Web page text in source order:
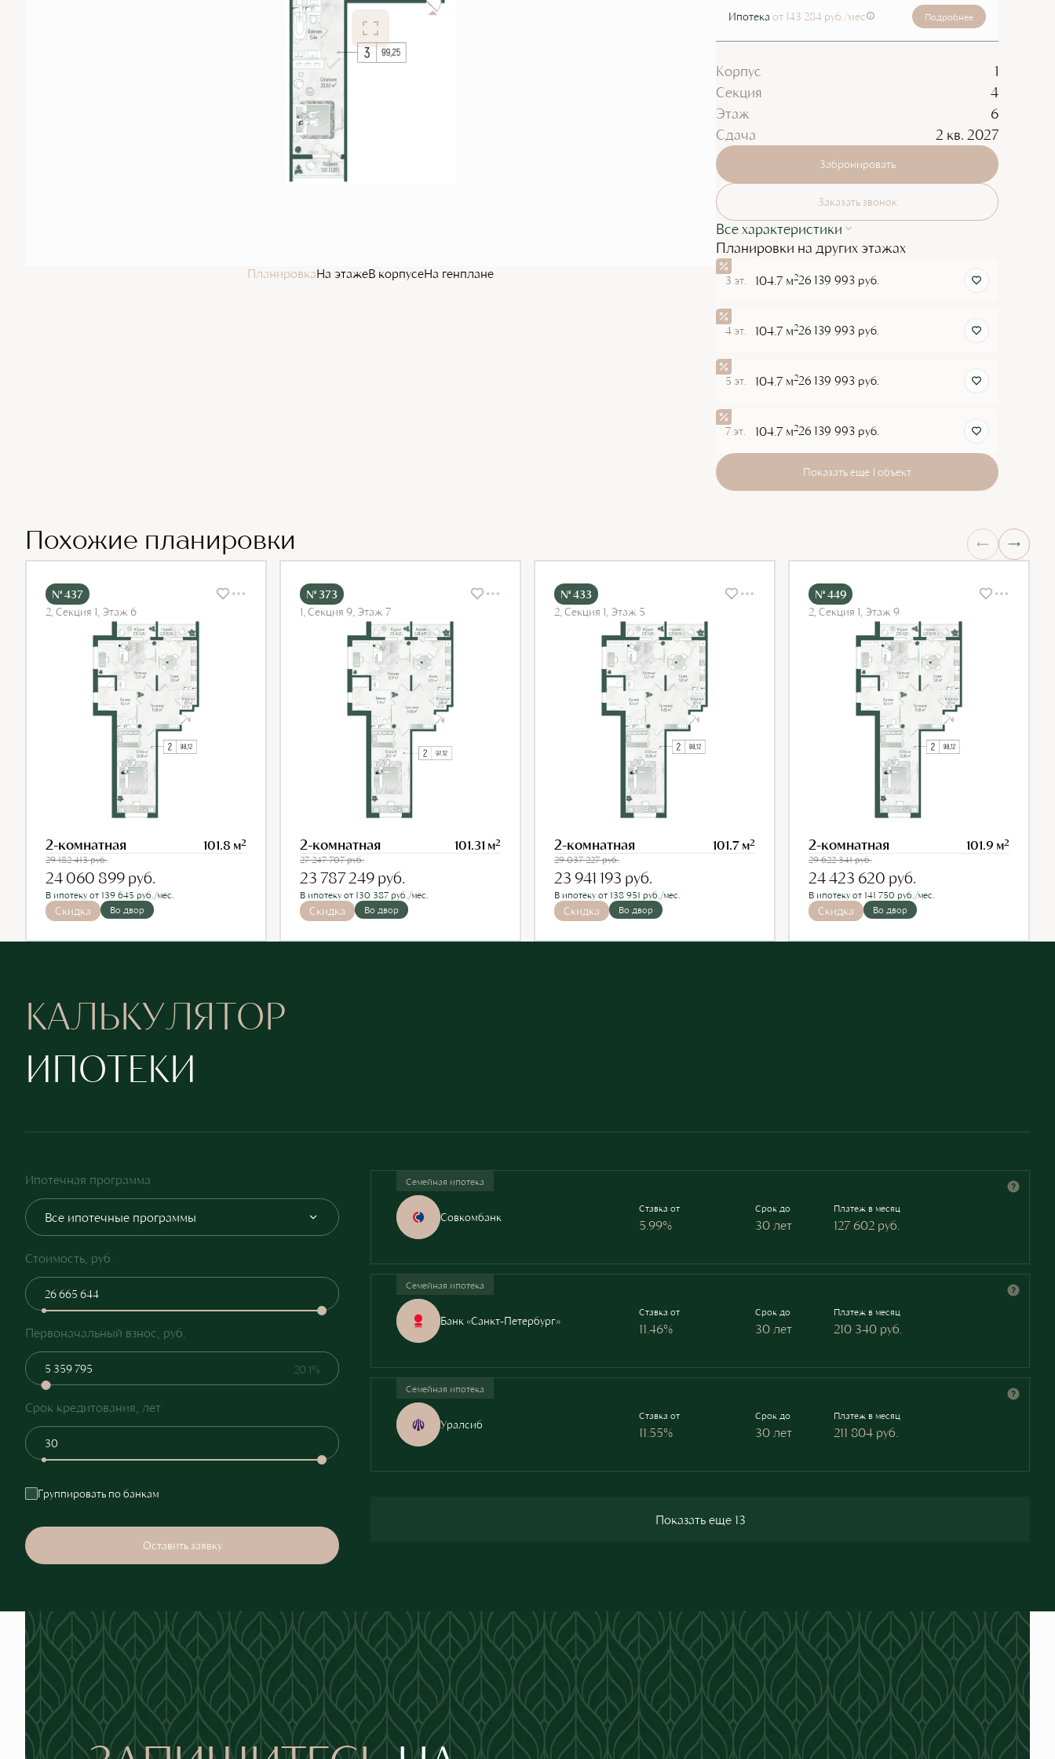
ПланировкаНа этажеВ корпусеНа генплане
Ипотека от 143 284 руб./мес Подробнее
Корпус
1
Секция
4
Этаж
6
Сдача
2 кв. 2027
Забронировать
Заказать звонок
Все характеристики
Планировки на других этажах
3 эт. 104.7 м226 139 993 руб.
4 эт. 104.7 м226 139 993 руб.
5 эт. 104.7 м226 139 993 руб.
7 эт. 104.7 м226 139 993 руб.
Показать еще 1 объект
Похожие планировки
№ 437
2, Секция 1, Этаж 6
2-комнатная 101.8 м2
29 182 413руб.
24 060 899 руб.
В ипотеку от 139 645 руб./мес.
Скидка Во двор
№ 373
1, Секция 9, Этаж 7
2-комнатная 101.31 м2
27 247 707руб.
23 787 249 руб.
В ипотеку от 130 387 руб./мес.
Скидка Во двор
№ 433
2, Секция 1, Этаж 5
2-комнатная 101.7 м2
29 037 227руб.
23 941 193 руб.
В ипотеку от 138 951 руб./мес.
Скидка Во двор
№ 449
2, Секция 1, Этаж 9
2-комнатная 101.9 м2
29 622 341руб.
24 423 620 руб.
В ипотеку от 141 750 руб./мес.
Скидка Во двор
КАЛЬКУЛЯТОР
ИПОТЕКИ
Ипотечная программа
Все ипотечные программы
Стоимость, руб.
Первоначальный взнос, руб.
20.1%
Срок кредитования, лет
Группировать по банкам
Оставить заявку
Совкомбанк
Семейная ипотека
Ставка от
5.99%
Срок до
30 лет
Платеж в месяц
127 602 руб.
Банк «Санкт-Петербург»
Семейная ипотека
Ставка от
11.46%
Срок до
30 лет
Платеж в месяц
210 340 руб.
Уралсиб
Семейная ипотека
Ставка от
11.55%
Срок до
30 лет
Платеж в месяц
211 804 руб.
Показать еще 13